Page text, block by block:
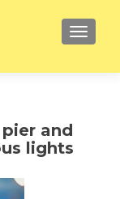
and
lights